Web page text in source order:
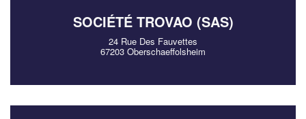
SOCIÉTÉ TROVAO (SAS)
24 Rue Des Fauvettes
67203 Oberschaeffolsheim
Augmentez votre
vos margestout en gagnant de
nouveaux clients